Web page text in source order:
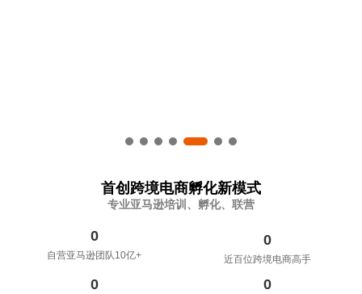
首创跨境电商孵化新模式
专业亚马逊培训、孵化、联营
0
自营亚马逊团队10亿+
0
近百位跨境电商高手
0 0